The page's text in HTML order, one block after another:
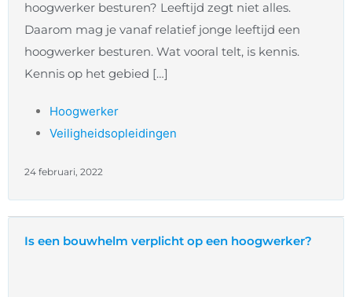
hoogwerker besturen? Leeftijd zegt niet alles.
Daarom mag je vanaf relatief jonge leeftijd een
hoogwerker besturen. Wat vooral telt, is kennis.
Kennis op het gebied […]
Hoogwerker
Veiligheidsopleidingen
24 februari, 2022
Is een bouwhelm verplicht op een hoogwerker?